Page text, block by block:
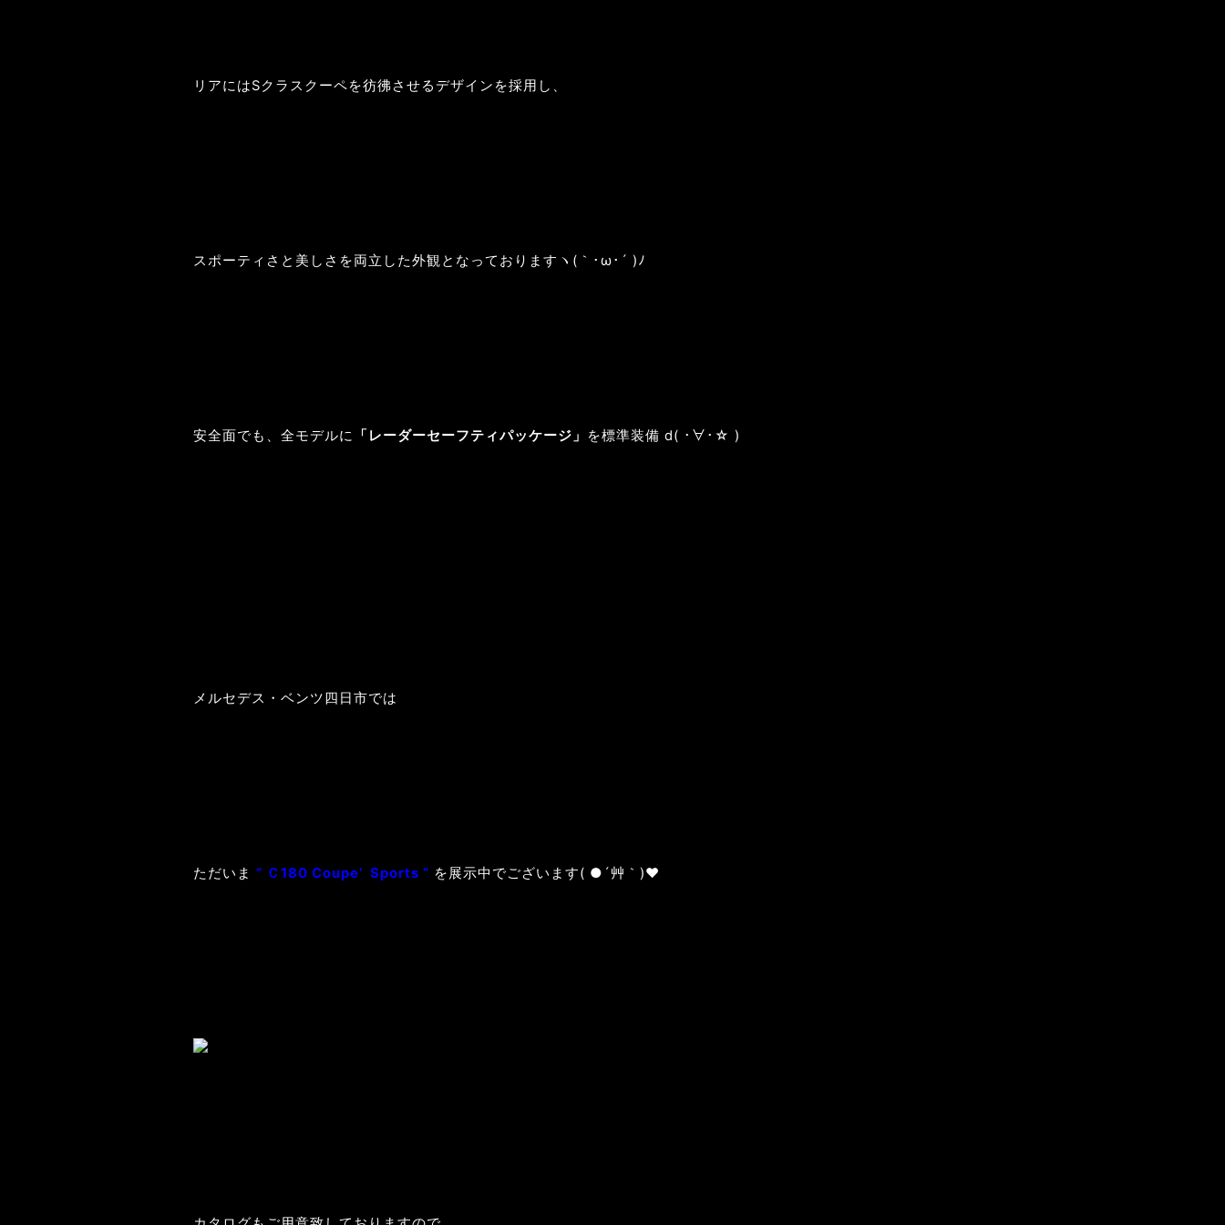
リアにはSクラスクーペを彷彿させるデザインを採用し、
スポーティさと美しさを両立した外観となっておりますヽ(｀･ω･´ )ﾉ
安全面でも、全モデルに 「レーダーセーフティパッケージ」 を標準装備 d( ･∀･☆ )
メルセデス・ベンツ四日市では
ただいま “ Ｃ180 Coupe’ Sports “ を展示中でございます( ●´艸｀)♥